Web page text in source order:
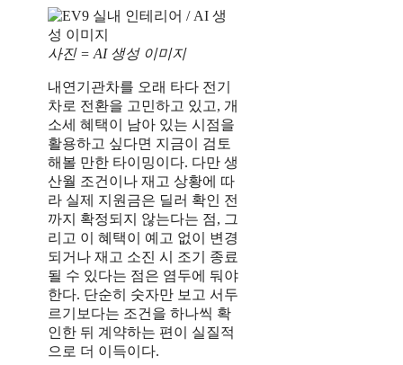
사진 = AI 생성 이미지
내연기관차를 오래 타다 전기
차로 전환을 고민하고 있고, 개
소세 혜택이 남아 있는 시점을
활용하고 싶다면 지금이 검토
해볼 만한 타이밍이다. 다만 생
산월 조건이나 재고 상황에 따
라 실제 지원금은 딜러 확인 전
까지 확정되지 않는다는 점, 그
리고 이 혜택이 예고 없이 변경
되거나 재고 소진 시 조기 종료
될 수 있다는 점은 염두에 둬야
한다. 단순히 숫자만 보고 서두
르기보다는 조건을 하나씩 확
인한 뒤 계약하는 편이 실질적
으로 더 이득이다.